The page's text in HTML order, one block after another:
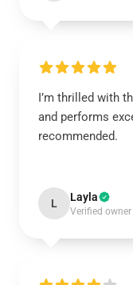
I’m thrilled with
and performs
recommended.
L Layla
Verified owner